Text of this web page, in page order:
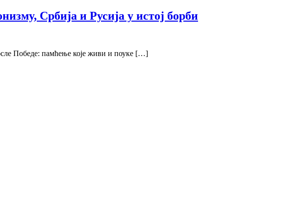
Србија и Русија у истој борби
Победе: памћење које живи и поуке […]